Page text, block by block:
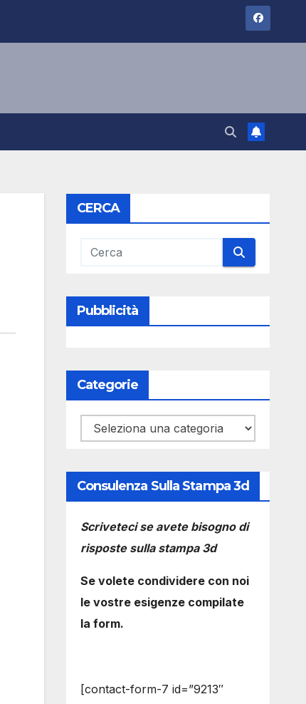
CERCA
Pubblicità
Categorie
Categorie
Consulenza Sulla Stampa 3d
Scriveteci se avete bisogno di
risposte sulla stampa 3d
Se volete condividere con noi
le vostre esigenze compilate
la form.
[contact-form-7 id=”9213″